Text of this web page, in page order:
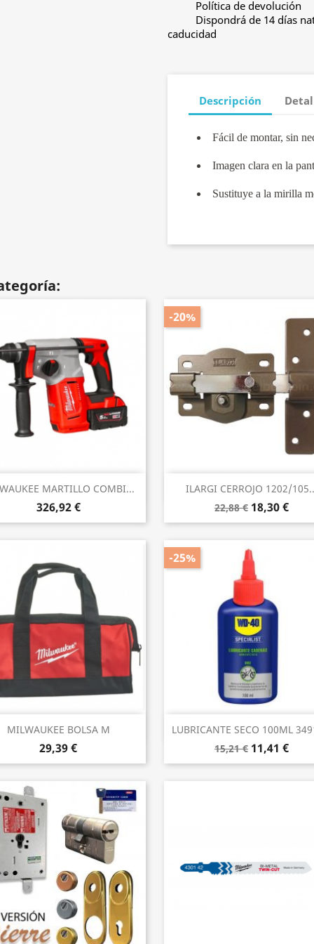
Política de devolución
Dispondrá de 14 días
caducidad
Descripción
Fácil de montar, sin
Imagen clara en la
Sustituye a la mirilla
MARTILLO COMBI...
326,92 €
Vista rápida
ILARGI CERROJO 1202/
22,88 € 18,30 €
-20%
Vista rápida
MILWAUKEE BOLSA M
29,39 €
Vista rápida
LUBRICANTE SECO 100ML
15,21 € 11,41 €
-25%
Vista rápida